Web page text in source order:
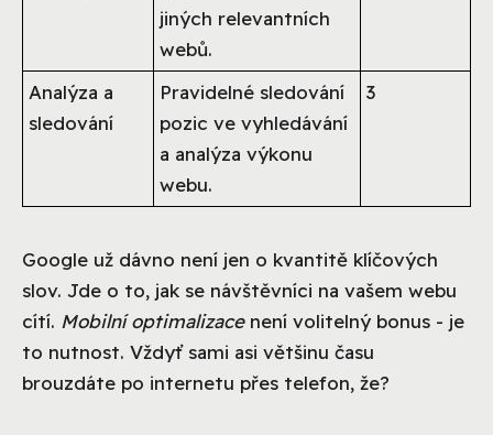
jiných relevantních
webů.
Analýza a
sledování
Pravidelné sledování
pozic ve vyhledávání
a analýza výkonu
webu.
3
Google už dávno není jen o kvantitě klíčových
slov. Jde o to, jak se návštěvníci na vašem webu
cítí. Mobilní optimalizacenení volitelný bonus - je
to nutnost. Vždyť sami asi většinu času
brouzdáte po internetu přes telefon, že?